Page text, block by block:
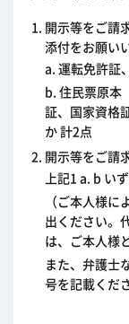
開示等をご請
添付をお願い
a. 運転免許証
b. 住民票原本
証、国家資格
か 計2点
開示等をご請
上記1 a. b い
（ご本人様に
出ください。
は、ご本人様
また、弁護士
号を記載くだ